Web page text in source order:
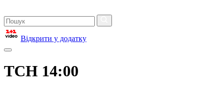
Відкрити у додатку
ТСН 14:00